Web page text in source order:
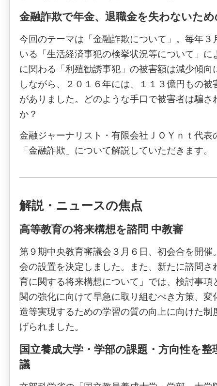
金融詐欺で年金、退職金を失わないた
今回のテーマは「金融詐欺について」。毎年３
いる「生活経済事犯の検挙状況等について」に
に関わる「利殖勧誘事犯」の被害額は減少傾向
しながら、２０１６年には、１１３億円もの
がありました。どのような手口で被害者は騙さ
か？
金融ジャーナリスト・有限会社ＪＯＹｎｔ代表
「金融詐欺」について解説していただきます。
解説・ニュースの焦点
高等教育の将来構想を諮問 中教審
第９期中央教育審議会３月６日、初会合を開催
会の設置を決定しました。また、新たに諮問さ
育に関する将来構想について」では、検討事項
関の強化に向けて早急に取り組むべき方策、変
造等実現するための学習の質の向上に向けた制
げられました。
国立養成大学・学部の課題・方向性を整
議